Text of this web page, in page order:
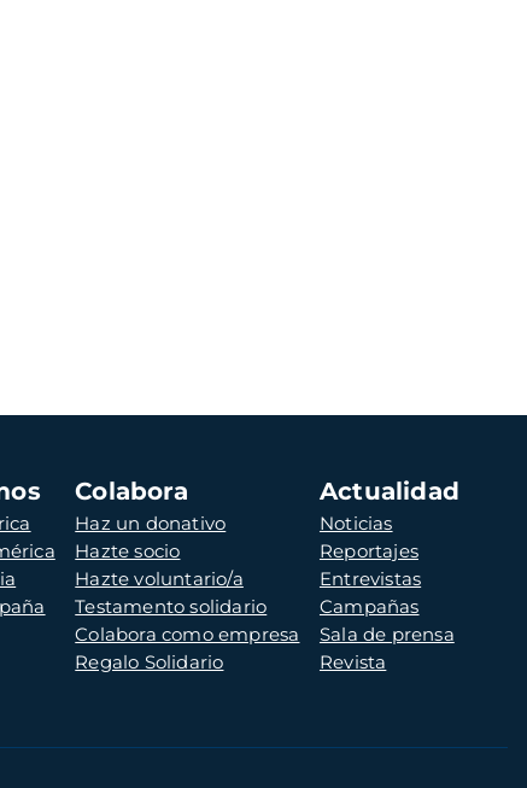
Colabora
Haz un donativo
Hazte socio
Hazte voluntario/a
Testamento solidario
Colabora como empresa
Regalo Solidario
Actualidad
Noticias
Reportajes
Entrevistas
Campañas
Sala de prensa
Revista